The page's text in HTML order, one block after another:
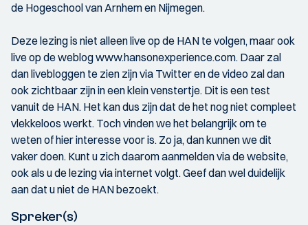
de Hogeschool van Arnhem en Nijmegen.
Deze lezing is niet alleen live op de HAN te volgen, maar ook
live op de weblog www.hansonexperience.com. Daar zal
dan livebloggen te zien zijn via Twitter en de video zal dan
ook zichtbaar zijn in een klein venstertje. Dit is een test
vanuit de HAN. Het kan dus zijn dat de het nog niet compleet
vlekkeloos werkt. Toch vinden we het belangrijk om te
weten of hier interesse voor is. Zo ja, dan kunnen we dit
vaker doen. Kunt u zich daarom aanmelden via de website,
ook als u de lezing via internet volgt. Geef dan wel duidelijk
aan dat u niet de HAN bezoekt.
Spreker(s)